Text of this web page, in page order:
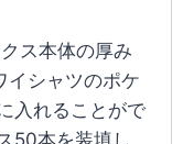
ス本体の厚み
イシャツのポケ
入れることがで
50本を装填し